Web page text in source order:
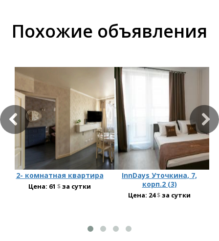
Похожие объявления
2- комнатная квартира
Цена: 61 $за сутки
InnDays Уточкина, 7,
корп.2 (3)
Цена: 24$за сутки